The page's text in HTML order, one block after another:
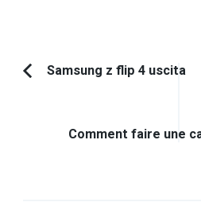
Navigation
Article
Samsung z flip 4 uscita
Comment faire une